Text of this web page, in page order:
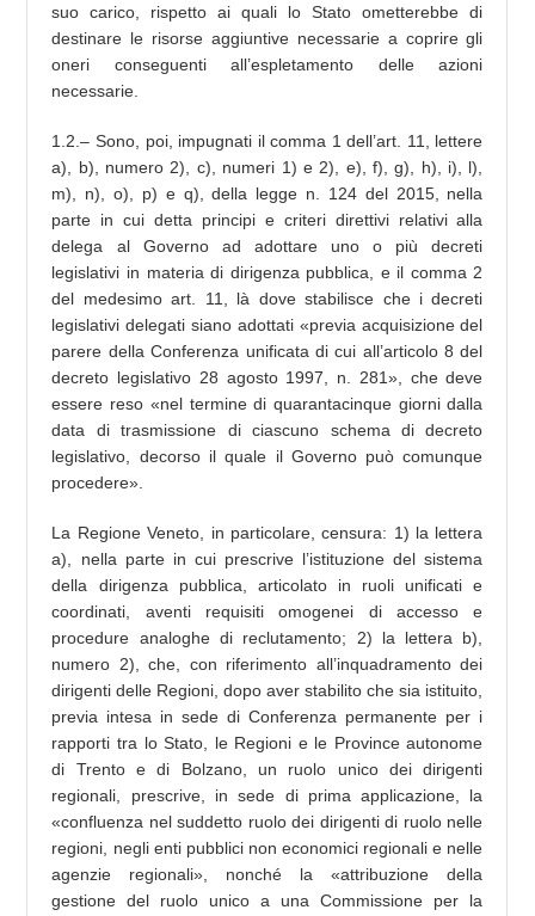
suo carico, rispetto ai quali lo Stato ometterebbe di
destinare le risorse aggiuntive necessarie a coprire gli
oneri conseguenti all’espletamento delle azioni
necessarie.
1.2.– Sono, poi, impugnati il comma 1 dell’art. 11, lettere
a), b), numero 2), c), numeri 1) e 2), e), f), g), h), i), l),
m), n), o), p) e q), della legge n. 124 del 2015, nella
parte in cui detta principi e criteri direttivi relativi alla
delega al Governo ad adottare uno o più decreti
legislativi in materia di dirigenza pubblica, e il comma 2
del medesimo art. 11, là dove stabilisce che i decreti
legislativi delegati siano adottati «previa acquisizione del
parere della Conferenza unificata di cui all’articolo 8 del
decreto legislativo 28 agosto 1997, n. 281», che deve
essere reso «nel termine di quarantacinque giorni dalla
data di trasmissione di ciascuno schema di decreto
legislativo, decorso il quale il Governo può comunque
procedere».
La Regione Veneto, in particolare, censura: 1) la lettera
a), nella parte in cui prescrive l’istituzione del sistema
della dirigenza pubblica, articolato in ruoli unificati e
coordinati, aventi requisiti omogenei di accesso e
procedure analoghe di reclutamento; 2) la lettera b),
numero 2), che, con riferimento all’inquadramento dei
dirigenti delle Regioni, dopo aver stabilito che sia istituito,
previa intesa in sede di Conferenza permanente per i
rapporti tra lo Stato, le Regioni e le Province autonome
di Trento e di Bolzano, un ruolo unico dei dirigenti
regionali, prescrive, in sede di prima applicazione, la
«confluenza nel suddetto ruolo dei dirigenti di ruolo nelle
regioni, negli enti pubblici non economici regionali e nelle
agenzie regionali», nonché la «attribuzione della
gestione del ruolo unico a una Commissione per la